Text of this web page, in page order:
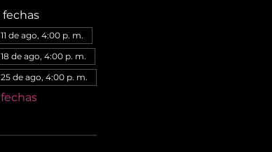
fechas
de ago, 4:00 p. m.
de ago, 4:00 p. m.
de ago, 4:00 p. m.